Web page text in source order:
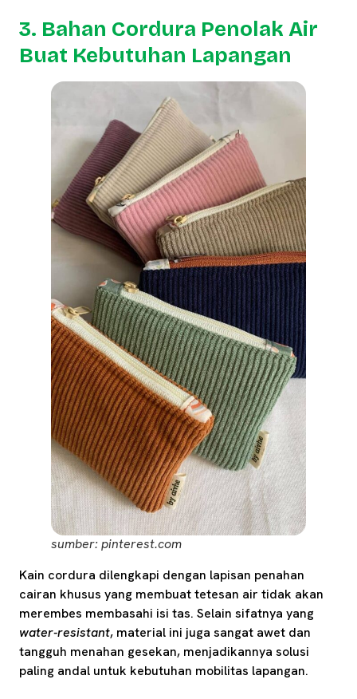
3. Bahan Cordura Penolak Air
Buat Kebutuhan Lapangan
sumber: pinterest.com
Kain cordura dilengkapi dengan lapisan penahan
cairan khusus yang membuat tetesan air tidak akan
merembes membasahi isi tas. Selain sifatnya yang
water-resistant, material ini juga sangat awet dan
tangguh menahan gesekan, menjadikannya solusi
paling andal untuk kebutuhan mobilitas lapangan.